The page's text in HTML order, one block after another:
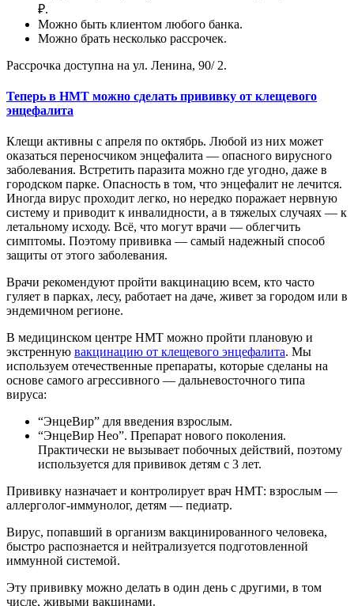
₽.
Можно быть клиентом любого банка.
Можно брать несколько рассрочек.
Рассрочка доступна на ул. Ленина, 90/ 2.
Теперь в НМТ можно сделать прививку от клещевого
энцефалита
Клещи активны с апреля по октябрь. Любой из них может
оказаться переносчиком энцефалита — опасного вирусного
заболевания. Встретить паразита можно где угодно, даже в
городском парке. Опасность в том, что энцефалит не лечится.
Иногда вирус проходит легко, но нередко поражает нервную
систему и приводит к инвалидности, а в тяжелых случаях — к
летальному исходу. Всё, что могут врачи — облегчить
симптомы. Поэтому прививка — самый надежный способ
защиты от этого заболевания.
Врачи рекомендуют пройти вакцинацию всем, кто часто
гуляет в парках, лесу, работает на даче, живет за городом или в
эндемичном регионе.
В медицинском центре НМТ можно пройти плановую и
экстренную вакцинацию от клещевого энцефалита. Мы
используем отечественные препараты, которые сделаны на
основе самого агрессивного — дальневосточного типа
вируса:
“ЭнцеВир” для введения взрослым.
“ЭнцеВир Нео”. Препарат нового поколения.
Практически не вызывает побочных действий, поэтому
используется для прививок детям с 3 лет.
Прививку назначает и контролирует врач НМТ: взрослым —
аллерголог-иммунолог, детям — педиатр.
Вирус, попавший в организм вакцинированного человека,
быстро распознается и нейтрализуется подготовленной
иммунной системой.
Эту прививку можно делать в один день с другими, в том
числе, живыми вакцинами.